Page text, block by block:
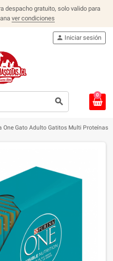
despacho gratuito, solo valido para
ver condiciones
search
person Iniciar sesión
0
One Gato Adulto Gatitos Multi Proteínas